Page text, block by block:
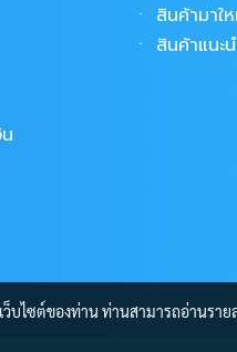
ㆍ สินค้ามาใ
ㆍ สินค้าแนะ
บไซต์ของท่าน ท่านสามารถอ่านราย